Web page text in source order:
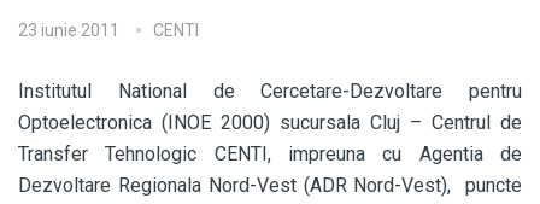
23 iunie 2011 CENTI
Institutul National de Cercetare-Dezvoltare pentru
Optoelectronica (INOE 2000) sucursala Cluj – Centrul de
Transfer Tehnologic CENTI, impreuna cu Agentia de
Dezvoltare Regionala Nord-Vest (ADR Nord-Vest), puncte